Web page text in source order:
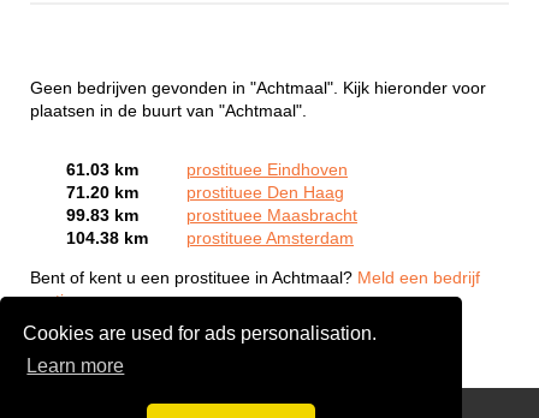
Cookies are used for ads personalisation.
Learn more
Geen bedrijven gevonden in "Achtmaal". Kijk hieronder voor
plaatsen in de buurt van "Achtmaal".
61.03 km
prostituee Eindhoven
71.20 km
prostituee Den Haag
99.83 km
prostituee Maasbracht
104.38 km
prostituee Amsterdam
Bent of kent u een prostituee in Achtmaal? Meld een bedrijf
gratis aan